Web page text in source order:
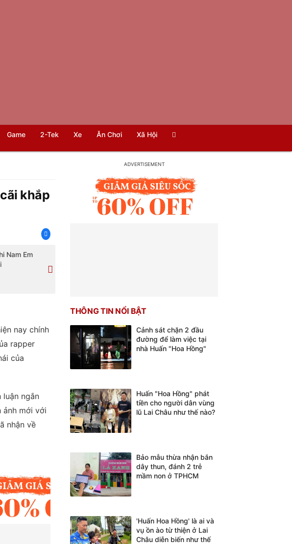
Game 2-Tek Xe Ăn Chơi Xã Hội
khắp
Nam Em
nay chính
rapper
của
luận ngắn
ảnh mới với
nhận về
THÔNG TIN NỔI BẬT
Cảnh sát chặn 2 đầu
đường để làm việc tại
nhà Huấn "Hoa Hồng"
Huấn "Hoa Hồng" phát
tiền cho người dân vùng
lũ Lai Châu như thế nào?
Bảo mẫu thừa nhận bắn
dây thun, đánh 2 trẻ
mầm non ở TPHCM
'Huấn Hoa Hồng' là ai và
vụ ồn ào từ thiện ở Lai
Châu diễn biến như thế